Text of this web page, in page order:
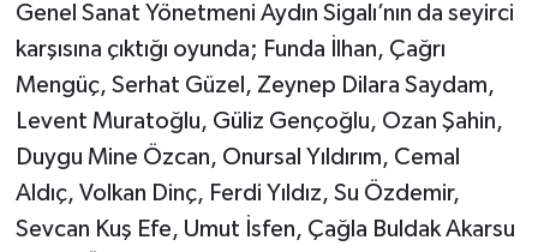
Genel Sanat Yönetmeni Aydın Sigalı’nın da seyirci
karşısına çıktığı oyunda; Funda İlhan, Çağrı
Mengüç, Serhat Güzel, Zeynep Dilara Saydam,
Levent Muratoğlu, Güliz Gençoğlu, Ozan Şahin,
Duygu Mine Özcan, Onursal Yıldırım, Cemal
Aldıç, Volkan Dinç, Ferdi Yıldız, Su Özdemir,
Sevcan Kuş Efe, Umut İsfen, Çağla Buldak Akarsu